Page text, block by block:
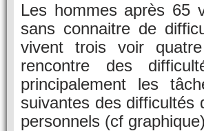
Les hommes après 65
sans connaitre de
vivent trois voir
rencontre des
principalement les
suivantes des difficultés
personnels (cf